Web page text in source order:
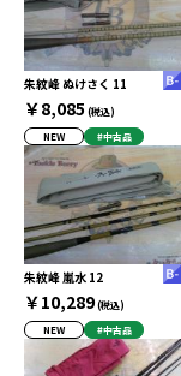
朱紋峰 ぬけさく 11
￥8,085 (税込)
NEW
#中古品
朱紋峰 嵐水 12
￥10,289(税込)
NEW
#中古品